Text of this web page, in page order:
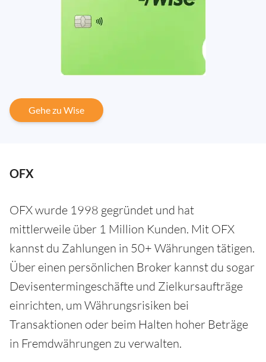
Gehe zu Wise
OFX
OFX wurde 1998 gegründet und hat
mittlerweile über 1 Million Kunden. Mit OFX
kannst du Zahlungen in 50+ Währungen tätigen.
Über einen persönlichen Broker kannst du sogar
Devisentermingeschäfte und Zielkursaufträge
einrichten, um Währungsrisiken bei
Transaktionen oder beim Halten hoher Beträge
in Fremdwährungen zu verwalten.